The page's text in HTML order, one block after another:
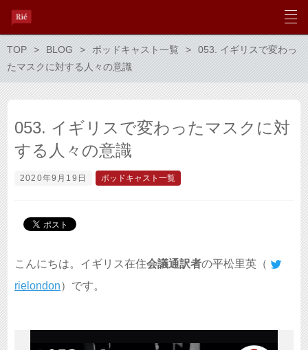
TOP BLOG ポッドキャスト一覧
053. イギリスで変わっ
たマスクに対する人々の意識
053. イギリスで変わったマスクに対
する人々の意識
2020年9月19日 ポッドキャスト一覧
こんにちは。イギリス在住会議通訳者の平松里英（
rielondon）です。